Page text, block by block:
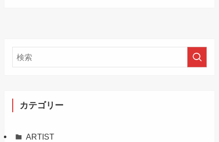
カテゴリー
ARTIST